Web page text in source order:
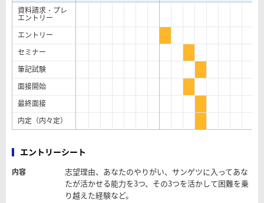
資料請求・プレ
エントリー
エントリー
セミナー
筆記試験
面接開始
最終面接
内定（内々定）
エントリーシート
内容
志望理由、あなたのやりがい、サンゲツに入ってあな
たが活かせる能力を3つ、その3つを活かして困難を乗
り越えた経験など。